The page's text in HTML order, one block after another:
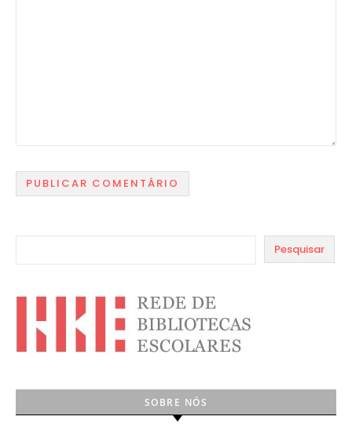
Pesquisar
SOBRE NÓS